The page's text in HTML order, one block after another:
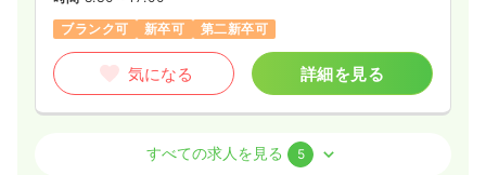
ブランク可
新卒可 第二新卒可
気になる 詳細を見る
正看護師
すべての求人を見る 5